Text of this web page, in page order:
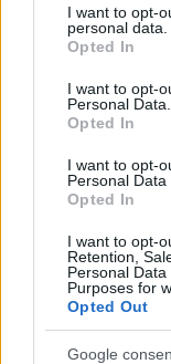
disclose it to
Please note that
services and may
not limited to your
grant or deny
consent section.
I want to opt-
personal data.
Opted In
I want to opt-
Personal Data.
Opted In
I want to opt-
Personal Data
Opted In
I want to opt-
Retention,
Personal
Purposes for
Opted Out
Google